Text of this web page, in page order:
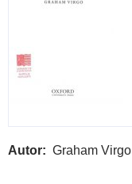
Autor Graham Virgo